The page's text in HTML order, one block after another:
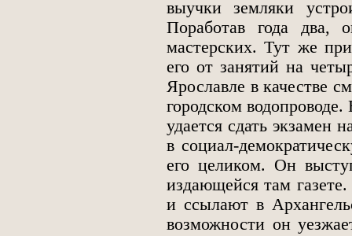
выучки земляки
Поработав года
мастерских. Тут же
его от занятий на
Ярославле в качестве
городском
удается сдать экзамен
в социал-
его целиком. Он
издающейся там
и ссылают в
возможности он